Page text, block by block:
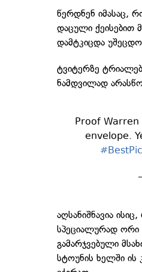
წერდნენ იმასაც,
დაცული
დამტკიცდა
ტვიტერზე
ნამდვილად
Proof
envelope.
აღსანიშნავია
სპეციალურად
გამარჯვებული
სტოუნის ხელში ის